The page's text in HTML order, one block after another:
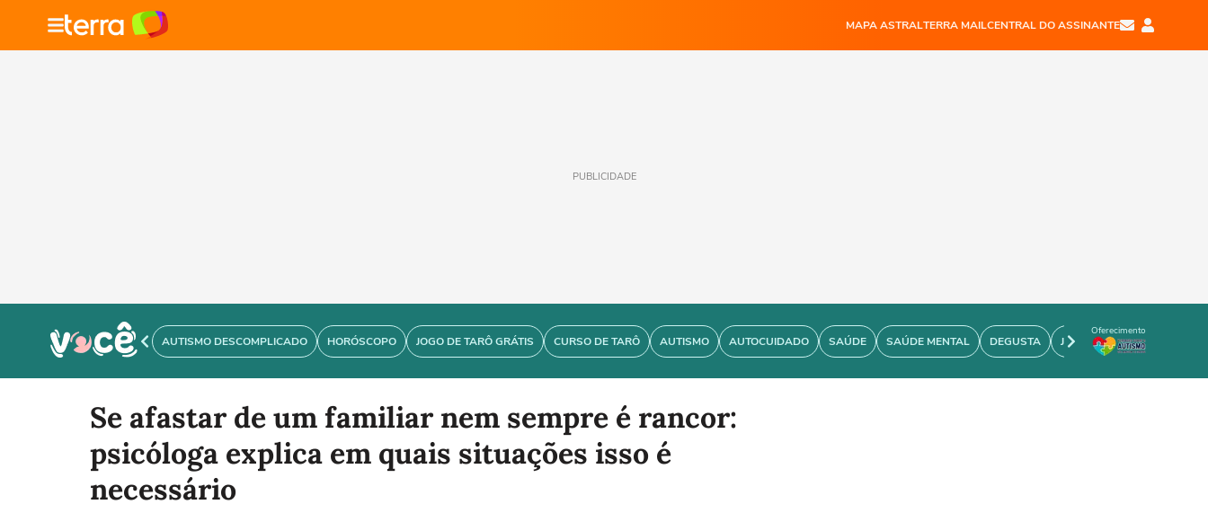
MAPA ASTRALTERRA MAILCENTRAL DO ASSINANTE
PUBLICIDADE
AUTISMO DESCOMPLICADO HORÓSCOPO JOGO DE TARÔ GRÁTIS CURSO DE TARÔ AUTISMO AUTOCUIDADO SAÚDE SAÚDE MENTAL DEGUSTA JOÃO BIDU PERSONARE
Oferecimento
Se afastar de um familiar nem sempre é rancor:
psicóloga explica em quais situações isso é
necessário